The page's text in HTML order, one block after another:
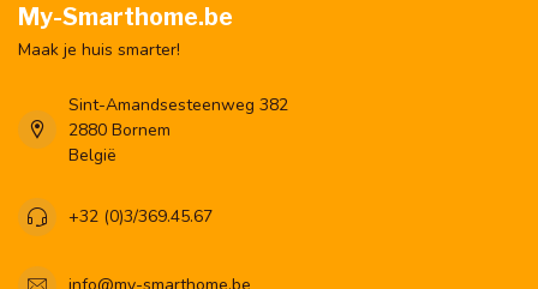
My-Smarthome.be
Maak je huis smarter!
Sint-Amandsesteenweg 382
2880 Bornem
België
+32 (0)3/369.45.67